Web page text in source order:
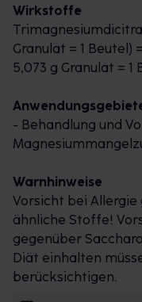
- Lösen Sie das
Wasser, Saft oder
des Glases
nach 30 Minuten, im
2 als Zeichen eines
Wirkstoffe
Granulat = 1 Beutel)
5,073 g Granulat = 1
- Behandlung und
Warnhinweise
Vorsicht bei Allergie
ähnliche Stoffe!
gegenüber
Diät einhalten
berücksichtigen.